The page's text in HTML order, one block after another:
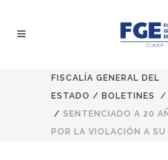
FISCALÍA GENERAL DEL
ESTADO / BOLETINES /
/ SENTENCIADO A 20
POR LA VIOLACIÓN A